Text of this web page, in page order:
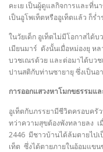
คะเย เป็นผู้ดูแลกิจการและที่
เป็นอูโพเท็ตหรืออูเท็ตแล้ว ก็ร่
ในวัยเด็ก อูเท็ตไม่มีโอกาสได้
เมียนมาร์ ดังนั้นเมื่อหม่องยุ ห
บวชเณรด้วย และต่อมาได้บว
ปานสติกับท่านซายายุ ซึ่งเป็น
การออกแสวงหาโมกขธรรมแ
อูเท็ตกับภรรยามีชีวิตครอบค
ทว่าความสุขต้องพังทลายลง
2446 มีชาวบ้านได้ล้มตายไป
เท็ต ซึ่งได้ตายภายในอ้อมแข